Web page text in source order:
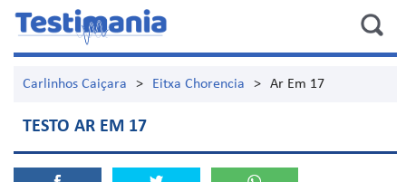
Carlinhos Caiçara > Eitxa Chorencia > Ar Em 17
TESTO AR EM 17